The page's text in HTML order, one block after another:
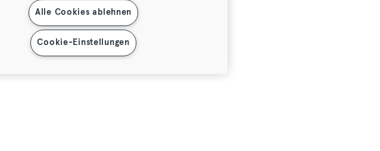
Alle Cookies ablehnen
Cookie-Einstellungen